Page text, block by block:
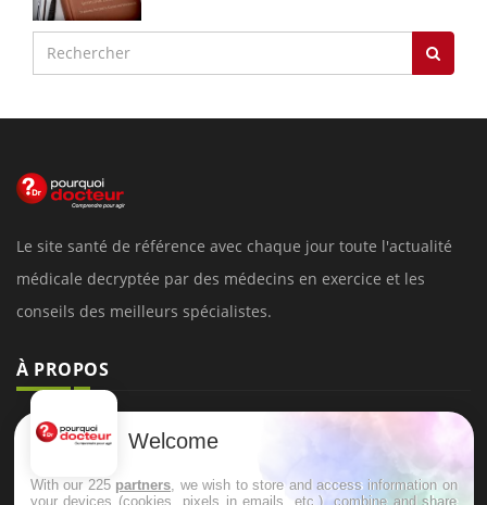
Le site santé de référence avec chaque jour toute l'actualité
médicale decryptée par des médecins en exercice et les
conseils des meilleurs spécialistes.
À PROPOS
Données personnelles et cookies
Conditions d'utilisation
Welcome
With our 225 partners , we wish to store and access information on
your devices (cookies, pixels in emails, etc.), combine and share